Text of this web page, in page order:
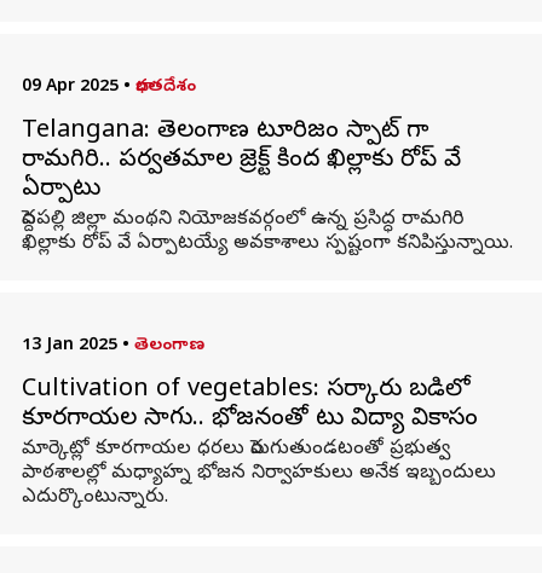
09 Apr 2025 • భారతదేశం
Telangana: తెలంగాణ టూరిజం స్పాట్ గా
రామగిరి.. పర్వతమాల ప్రాజెక్ట్ కింద ఖిల్లాకు రోప్ వే
ఏర్పాటు
పెద్దపల్లి జిల్లా మంథని నియోజకవర్గంలో ఉన్న ప్రసిద్ధ రామగిరి
ఖిల్లాకు రోప్‌ వే ఏర్పాటయ్యే అవకాశాలు స్పష్టంగా కనిపిస్తున్నాయి.
13 Jan 2025 • తెలంగాణ
Cultivation of vegetables: సర్కారు బడిలో
కూరగాయల సాగు.. భోజనంతో పాటు విద్యా వికాసం
మార్కెట్లో కూరగాయల ధరలు పెరుగుతుండటంతో ప్రభుత్వ
పాఠశాలల్లో మధ్యాహ్న భోజన నిర్వాహకులు అనేక ఇబ్బందులు
ఎదుర్కొంటున్నారు.